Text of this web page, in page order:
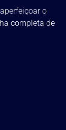
o
completa de